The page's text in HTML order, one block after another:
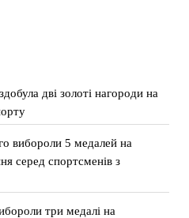
дві золоті нагороди на
вибороли 5 медалей на
серед спортсменів з
три медалі на